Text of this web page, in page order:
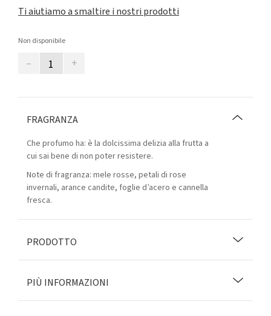
Ti aiutiamo a smaltire i nostri prodotti
Non disponibile
– +
FRAGRANZA
Che profumo ha: è la dolcissima delizia alla frutta a
cui sai bene di non poter resistere.
Note di fragranza: mele rosse, petali di rose
invernali, arance candite, foglie d’acero e cannella
fresca.
PRODOTTO
PIÙ INFORMAZIONI